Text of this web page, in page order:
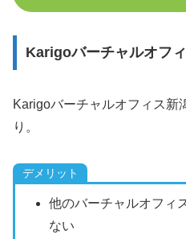
Karigoバーチャルオフ
Karigoバーチャルオフィス新
り。
デメリット
他のバーチャルオフィ
ない